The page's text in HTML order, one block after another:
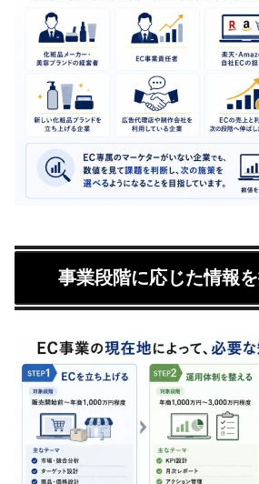
事業段階に応じた情報